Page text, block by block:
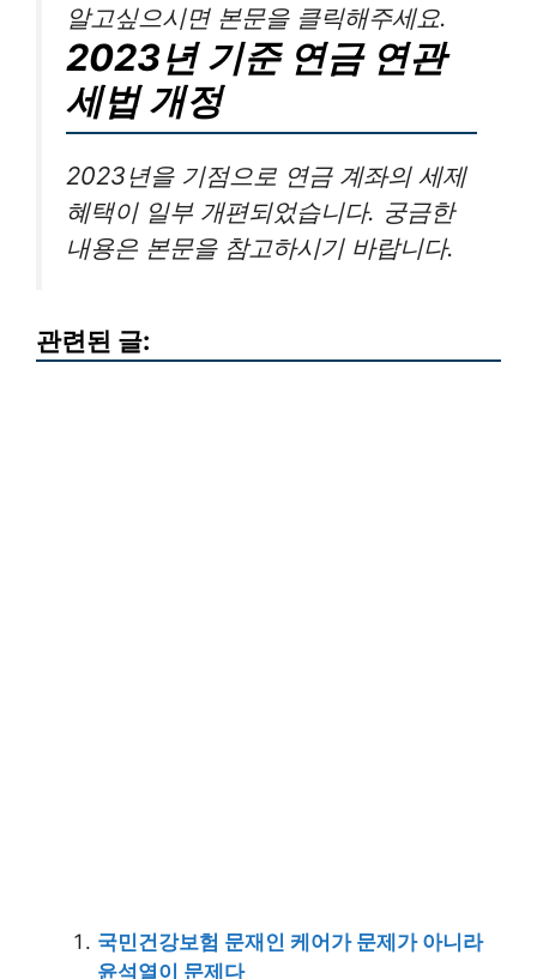
알고싶으시면 본문을 클릭해주세요.
2023년 기준 연금 연관
세법 개정
2023년을 기점으로 연금 계좌의 세제
혜택이 일부 개편되었습니다. 궁금한
내용은 본문을 참고하시기 바랍니다.
관련된 글:
국민건강보험 문재인 케어가 문제가 아니라
윤석열이 문제다